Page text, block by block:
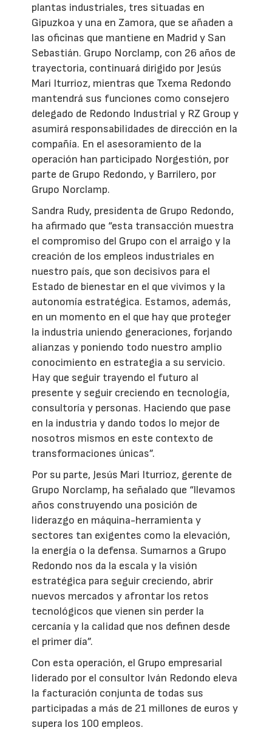
plantas industriales, tres situadas en
Gipuzkoa y una en Zamora, que se añaden a
las oficinas que mantiene en Madrid y San
Sebastián. Grupo Norclamp, con 26 años de
trayectoria, continuará dirigido por Jesús
Mari Iturrioz, mientras que Txema Redondo
mantendrá sus funciones como consejero
delegado de Redondo Industrial y RZ Group y
asumirá responsabilidades de dirección en la
compañía. En el asesoramiento de la
operación han participado Norgestión, por
parte de Grupo Redondo, y Barrilero, por
Grupo Norclamp.
Sandra Rudy, presidenta de Grupo Redondo,
ha afirmado que “esta transacción muestra
el compromiso del Grupo con el arraigo y la
creación de los empleos industriales en
nuestro país, que son decisivos para el
Estado de bienestar en el que vivimos y la
autonomía estratégica. Estamos, además,
en un momento en el que hay que proteger
la industria uniendo generaciones, forjando
alianzas y poniendo todo nuestro amplio
conocimiento en estrategia a su servicio.
Hay que seguir trayendo el futuro al
presente y seguir creciendo en tecnología,
consultoría y personas. Haciendo que pase
en la industria y dando todos lo mejor de
nosotros mismos en este contexto de
transformaciones únicas”.
Por su parte, Jesús Mari Iturrioz, gerente de
Grupo Norclamp, ha señalado que “llevamos
años construyendo una posición de
liderazgo en máquina-herramienta y
sectores tan exigentes como la elevación,
la energía o la defensa. Sumarnos a Grupo
Redondo nos da la escala y la visión
estratégica para seguir creciendo, abrir
nuevos mercados y afrontar los retos
tecnológicos que vienen sin perder la
cercanía y la calidad que nos definen desde
el primer día”.
Con esta operación, el Grupo empresarial
liderado por el consultor Iván Redondo eleva
la facturación conjunta de todas sus
participadas a más de 21 millones de euros y
supera los 100 empleos.